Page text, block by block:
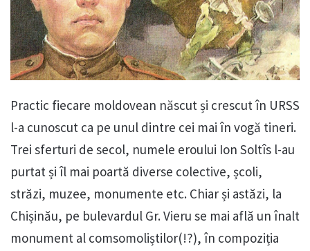
Practic fiecare moldovean născut și crescut în URSS
l-a cunoscut ca pe unul dintre cei mai în vogă tineri.
Trei sferturi de secol, numele eroului Ion Soltîs l-au
purtat și îl mai poartă diverse colective, școli,
străzi, muzee, monumente etc. Chiar și astăzi, la
Chișinău, pe bulevardul Gr. Vieru se mai află un înalt
monument al comsomoliștilor(!?), în compoziția